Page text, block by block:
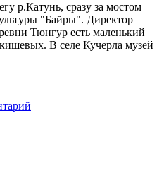
р.Катунь, сразу за мостом
"Байры". Директор
Тюнгур есть маленький
В селе Кучерла музей